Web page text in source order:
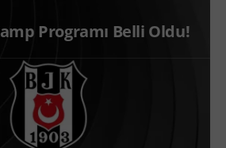
Programı Belli Oldu!